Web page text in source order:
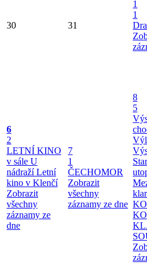
30 31
1
1
6
2
LETNÍ KINO
v sále U
nádražíLetní
kino v Klenčí
Zobrazit
všechny
záznamy ze
dne
7
1
ČECHOMOR
Zobrazit
všechny
záznamy ze dne
8
5